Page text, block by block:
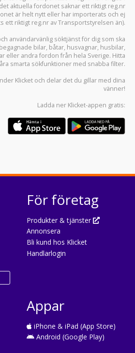
aktuella fordonet saknar ett riktigt reg.nr
är helt nytt eller har importerats och ej
ett riktigt reg.nr av Transportstyrelsen än).
användarvänlig söktjänst för dig som ska
bilar, båtar, husvagnar, husbilar,
eller andra fordon från hela Sverige. Hitta
smarta sökfunktioner med snabba filter.
Klicket och delar det du gillar med dina
vänner!
Ladda ner Klicket-appen gratis:
För företag
Produkter & tjänster
Annonsera
Bli kund hos Klicket
Handlarlogin
Appar
iPhone & iPad (App Store)
Android (Google Play)